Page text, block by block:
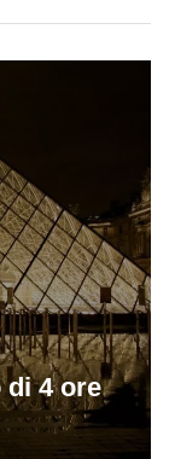
di 4 ore